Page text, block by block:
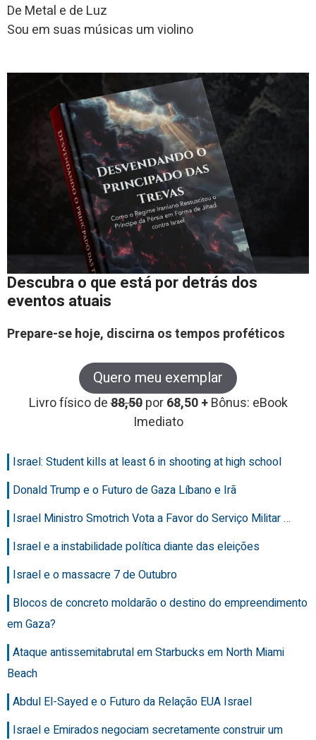
De Metal e de Luz
Sou em suas músicas um violino
Descubra o que está por detrás dos
eventos atuais
Prepare-se hoje, discirna os tempos proféticos
Quero meu exemplar
Livro físico de88,50 por68,50 +Bônus: eBook
Imediato
Israel: Student kills at least 6 in shooting at high school
Donald Trump e o Futuro de Gaza Líbano e Irã
Israel Ministro Smotrich Vota a Favor do Serviço Militar …
Israel e a instabilidade política diante das eleições
Israel e o massacre 7 de Outubro
Blocos de concreto moldarão o destino do empreendimento
em Gaza?
Ataque antissemitabrutal em Starbucks em North Miami
Beach
Abdul El-Sayed e o Futuro da Relação EUA Israel
Israel e Emirados negociam secretamente construir um